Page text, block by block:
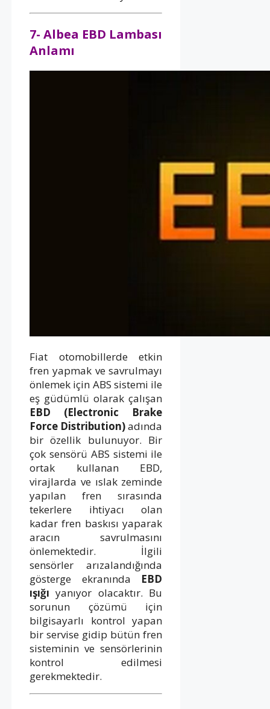
7- Albea EBD Lambası
Anlamı
Fiat otomobillerde etkin
fren yapmak ve savrulmayı
önlemek için ABS sistemi ile
eş güdümlü olarak çalışan
EBD (Electronic Brake
Force Distribution)adında
bir özellik bulunuyor. Bir
çok sensörü ABS sistemi ile
ortak kullanan EBD,
virajlarda ve ıslak zeminde
yapılan fren sırasında
tekerlere ihtiyacı olan
kadar fren baskısı yaparak
aracın savrulmasını
önlemektedir. İlgili
sensörler arızalandığında
gösterge ekranında EBD
ışığı yanıyor olacaktır. Bu
sorunun çözümü için
bilgisayarlı kontrol yapan
bir servise gidip bütün fren
sisteminin ve sensörlerinin
kontrol edilmesi
gerekmektedir.